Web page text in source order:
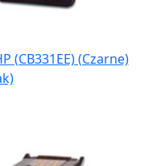
(CB331EE) (Czarne)